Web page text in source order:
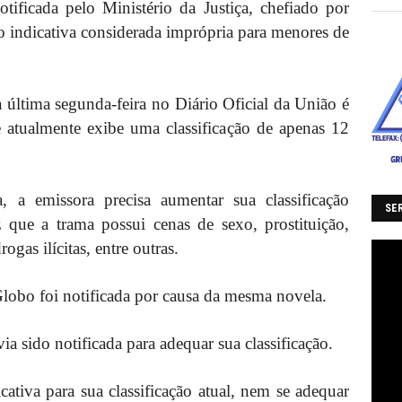
pelo Ministério da Justiça, chefiado por
considerada imprópria para menores de
segunda-feira no Diário Oficial da União é
exibe uma classificação de apenas 12
emissora precisa aumentar sua classificação
a trama possui cenas de sexo, prostituição,
ilícitas, entre outras.
foi notificada por causa da mesma novela.
sido notificada para adequar sua classificação.
para sua classificação atual, nem se adequar